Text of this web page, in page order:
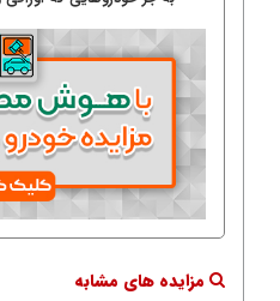
مزایده های مشابه